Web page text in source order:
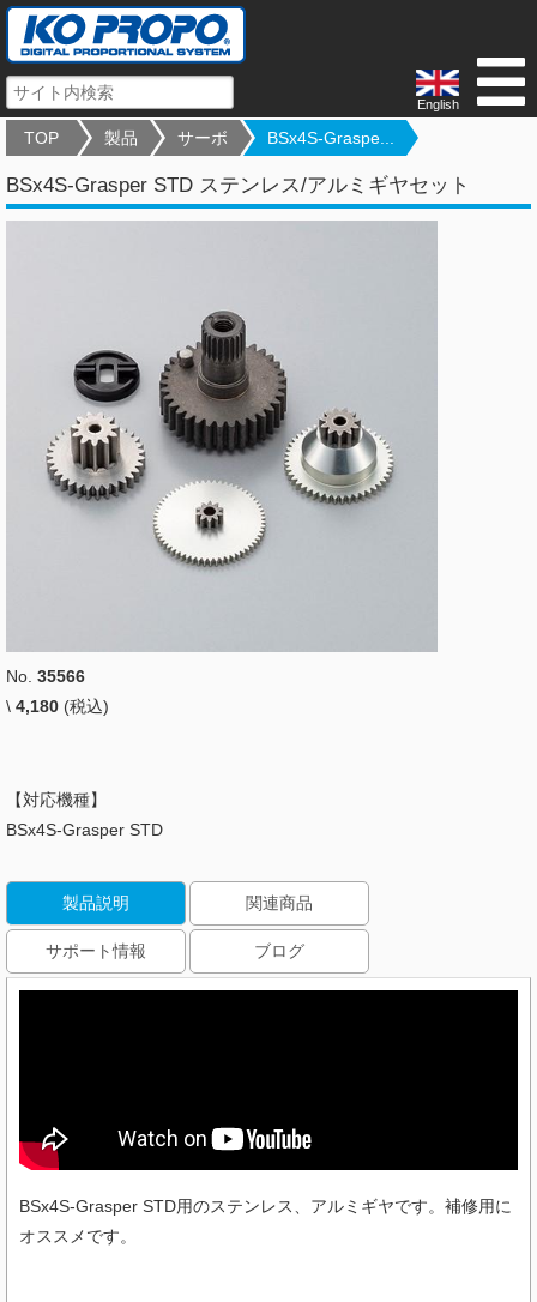
English
TOP 製品 サーボ BSx4S-Graspe...
BSx4S-Grasper STD ステンレス/アルミギヤセット
No. 35566
\ 4,180 (税込)
【対応機種】
BSx4S-Grasper STD
製品説明 関連商品
サポート情報 ブログ
BSx4S-Grasper STD用のステンレス、アルミギヤです。補修用に
オススメです。